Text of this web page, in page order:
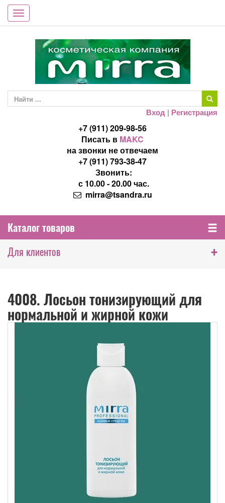
Toggle
navigation
Вход | Регистрация
+7 (911) 209-98-56
Писать в MAKC
на звонки не отвечаем
+7 (911) 793-38-47
Звонить:
с 10.00 - 20.00 час.
mirra@tsandra.ru
Каталог товаров
Для клиентов
+
4008. Лосьон тонизирующий для
нормальной и жирной кожи